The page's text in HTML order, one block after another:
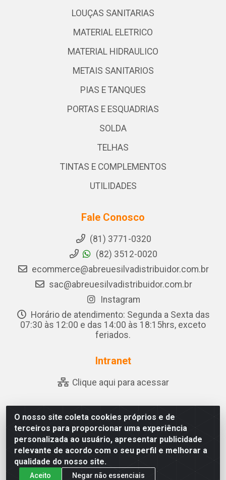
O nosso site coleta cookies próprios e de
terceiros para proporcionar uma experiência
personalizada ao usuário, apresentar publicidade
relevante de acordo com o seu perfil e melhorar a
qualidade do nosso site.
Aceito Negar não essenciais
LOUÇAS SANITARIAS
MATERIAL ELETRICO
MATERIAL HIDRAULICO
METAIS SANITARIOS
PIAS E TANQUES
PORTAS E ESQUADRIAS
SOLDA
TELHAS
TINTAS E COMPLEMENTOS
UTILIDADES
Fale Conosco
(81) 3771-0320
(82) 3512-0020
ecommerce@abreuesilvadistribuidor.com.br
sac@abreuesilvadistribuidor.com.br
Instagram
Horário de atendimento: Segunda a Sexta das
07:30 às 12:00 e das 14:00 às 18:15hrs, exceto
feriados.
Intranet
Clique aqui para acessar
Abreu & Silva - Rua Padre Jose de Souza Leite, 265 -
Ariado, Olho D'Água das Flores/AL - CEP 57.442-000 -
CNPJ 04.790.656/0001-06